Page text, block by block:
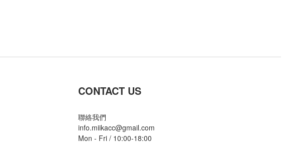
CONTACT US
聯絡我們
info.miikacc@gmail.com
Mon - Fri / 10:00-18:00